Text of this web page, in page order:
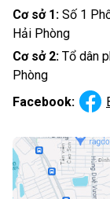
Cơ sở 1: Số 1
Hải Phòng
Cơ sở 2: Tổ dân
Phòng
Facebook: